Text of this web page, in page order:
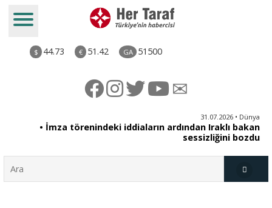
$ 44.73 € 51.42 GA 51500
31.07.2026 • Dünya
• İmza törenindeki iddiaların ardından Iraklı bakan
sessizliğini bozdu